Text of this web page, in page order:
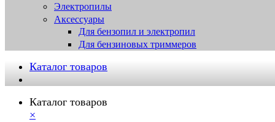
Электропилы
Аксессуары
Для бензопил и электропил
Для бензиновых триммеров
Каталог товаров
Каталог товаров
×